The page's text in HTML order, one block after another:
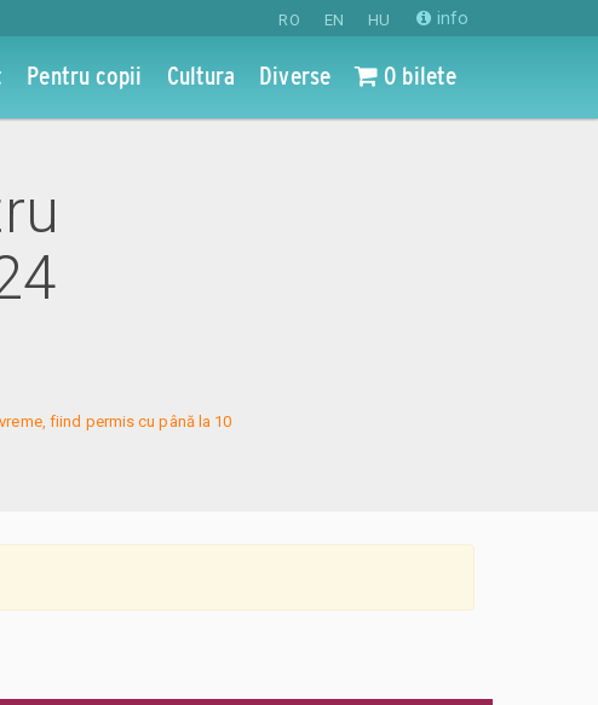
RO EN HU info
Pentru copii Cultura Diverse 0 bilete
fiind permis cu până la 10